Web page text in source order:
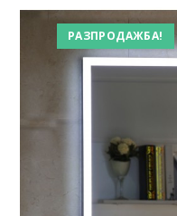
РАЗПРОДАЖБА!